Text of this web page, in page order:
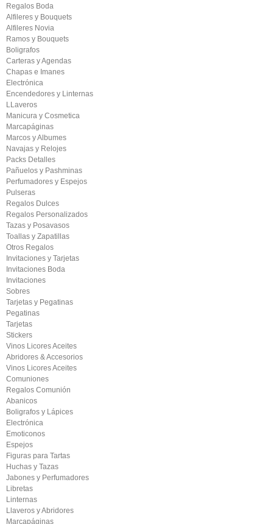
Regalos Boda
Alfileres y Bouquets
Alfileres Novia
Ramos y Bouquets
Boligrafos
Carteras y Agendas
Chapas e Imanes
Electrónica
Encendedores y Linternas
LLaveros
Manicura y Cosmetica
Marcapáginas
Marcos y Albumes
Navajas y Relojes
Packs Detalles
Pañuelos y Pashminas
Perfumadores y Espejos
Pulseras
Regalos Dulces
Regalos Personalizados
Tazas y Posavasos
Toallas y Zapatillas
Otros Regalos
Invitaciones y Tarjetas
Invitaciones Boda
Invitaciones
Sobres
Tarjetas y Pegatinas
Pegatinas
Tarjetas
Stickers
Vinos Licores Aceites
Abridores & Accesorios
Vinos Licores Aceites
Comuniones
Regalos Comunión
Abanicos
Boligrafos y Lápices
Electrónica
Emoticonos
Espejos
Figuras para Tartas
Huchas y Tazas
Jabones y Perfumadores
Libretas
Linternas
Llaveros y Abridores
Marcapáginas